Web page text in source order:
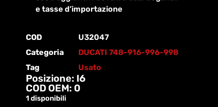
e tasse d’importazione
COD
U32047
Categoria
DUCATI 748-916-996-998
Tag
Usato
Posizione: I6
COD OEM: 0
1 disponibili